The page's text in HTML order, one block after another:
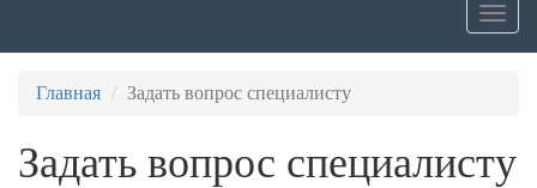
Главная Задать вопрос специалисту
Задать вопрос специалисту